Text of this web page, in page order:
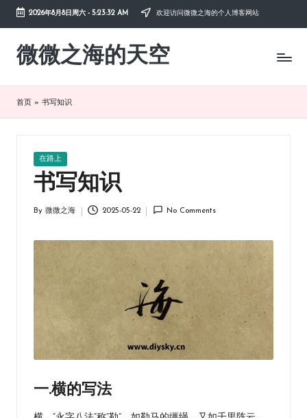
Skip
content
2026年8月8日周六- 5:23:33 AM 欢迎访问微微之海的个人博客网站
微微之海的天空
diysky.cn
享
首页 » 书写知识
Posted
在路上
书写知识
By 微微之海 2025-05-22 No Comments
一.横的写法